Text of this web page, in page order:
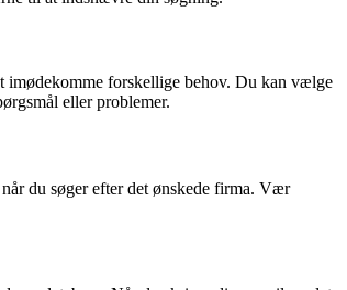
imødekomme forskellige behov. Du kan vælge
eller problemer.
du søger efter det ønskede firma. Vær